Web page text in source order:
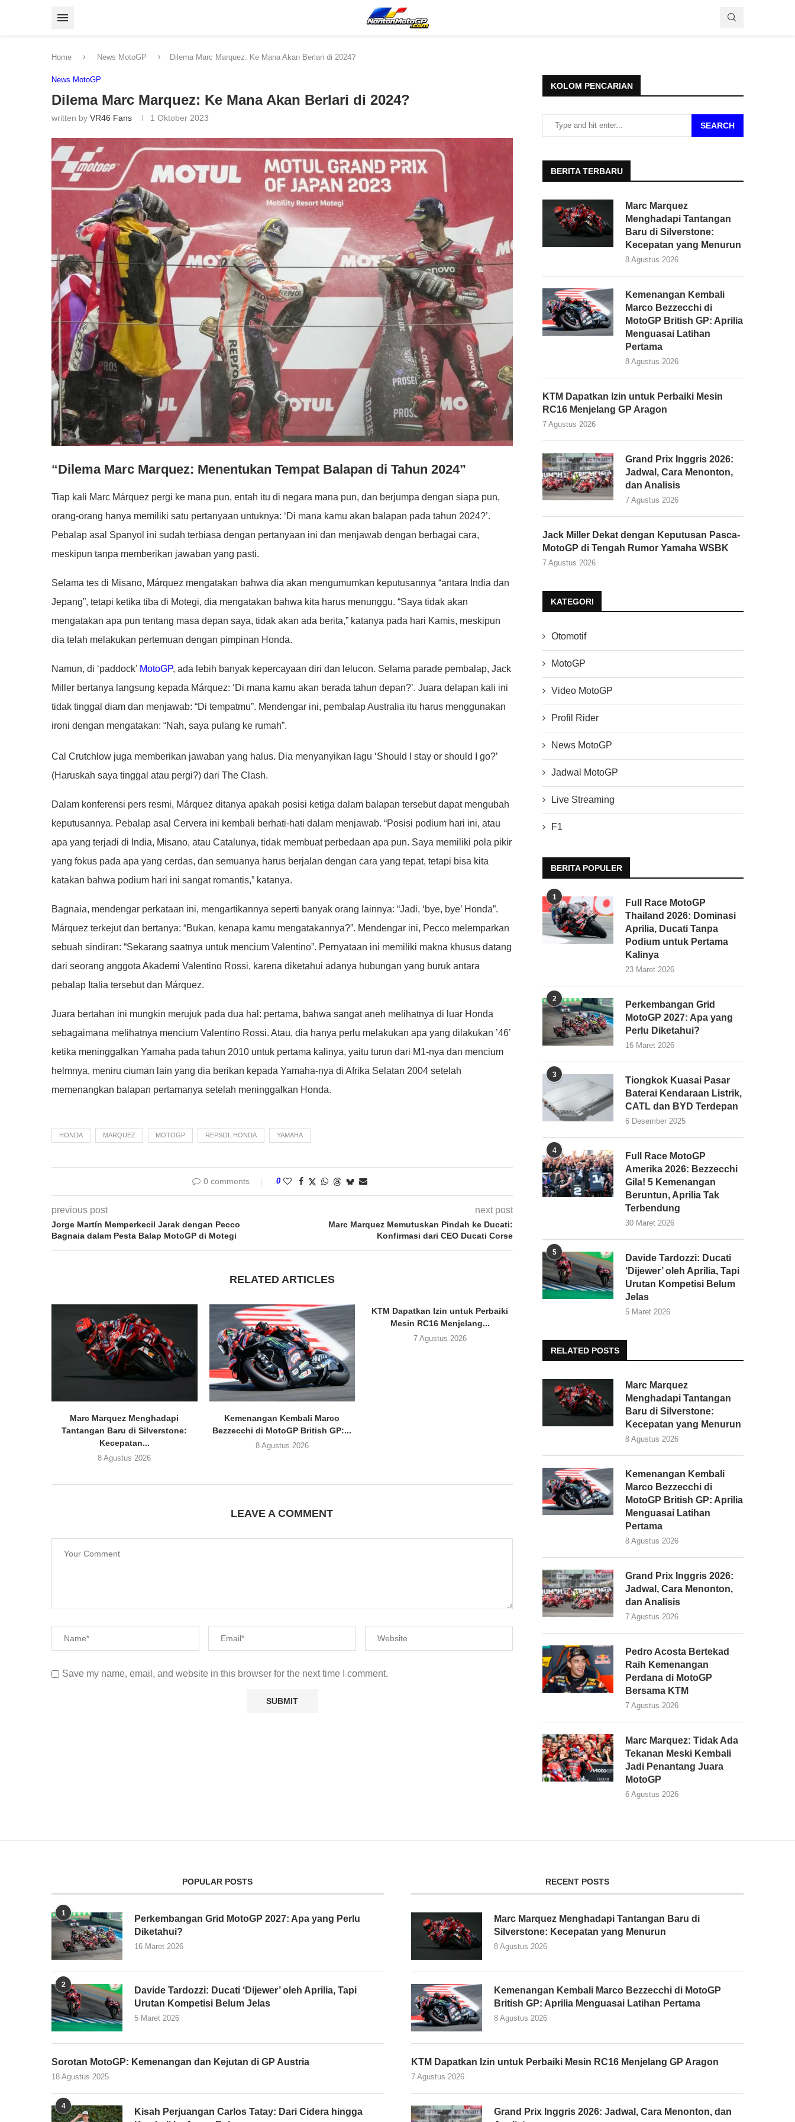
Home News MotoGP Dilema Marc Marquez: Ke Mana Akan Berlari di 2024?
News MotoGP
Dilema Marc Marquez: Ke Mana Akan Berlari di 2024?
written by VR46 Fans 1 Oktober 2023
“Dilema Marc Marquez: Menentukan Tempat Balapan di Tahun 2024”
Tiap kali Marc Márquez pergi ke mana pun, entah itu di negara mana pun, dan berjumpa dengan siapa pun,
orang-orang hanya memiliki satu pertanyaan untuknya: ‘Di mana kamu akan balapan pada tahun 2024?’.
Pebalap asal Spanyol ini sudah terbiasa dengan pertanyaan ini dan menjawab dengan berbagai cara,
meskipun tanpa memberikan jawaban yang pasti.
Selama tes di Misano, Márquez mengatakan bahwa dia akan mengumumkan keputusannya “antara India dan
Jepang”, tetapi ketika tiba di Motegi, dia mengatakan bahwa kita harus menunggu. “Saya tidak akan
mengatakan apa pun tentang masa depan saya, tidak akan ada berita,” katanya pada hari Kamis, meskipun
dia telah melakukan pertemuan dengan pimpinan Honda.
Namun, di ‘paddock’ MotoGP, ada lebih banyak kepercayaan diri dan lelucon. Selama parade pembalap, Jack
Miller bertanya langsung kepada Márquez: ‘Di mana kamu akan berada tahun depan?’. Juara delapan kali ini
tidak tinggal diam dan menjawab: “Di tempatmu”. Mendengar ini, pembalap Australia itu harus menggunakan
ironi dengan mengatakan: “Nah, saya pulang ke rumah”.
Cal Crutchlow juga memberikan jawaban yang halus. Dia menyanyikan lagu ‘Should I stay or should I go?’
(Haruskah saya tinggal atau pergi?) dari The Clash.
Dalam konferensi pers resmi, Márquez ditanya apakah posisi ketiga dalam balapan tersebut dapat mengubah
keputusannya. Pebalap asal Cervera ini kembali berhati-hati dalam menjawab. “Posisi podium hari ini, atau
apa yang terjadi di India, Misano, atau Catalunya, tidak membuat perbedaan apa pun. Saya memiliki pola pikir
yang fokus pada apa yang cerdas, dan semuanya harus berjalan dengan cara yang tepat, tetapi bisa kita
katakan bahwa podium hari ini sangat romantis,” katanya.
Bagnaia, mendengar perkataan ini, mengartikannya seperti banyak orang lainnya: “Jadi, ‘bye, bye’ Honda”.
Márquez terkejut dan bertanya: “Bukan, kenapa kamu mengatakannya?”. Mendengar ini, Pecco melemparkan
sebuah sindiran: “Sekarang saatnya untuk mencium Valentino”. Pernyataan ini memiliki makna khusus datang
dari seorang anggota Akademi Valentino Rossi, karena diketahui adanya hubungan yang buruk antara
pebalap Italia tersebut dan Márquez.
Juara bertahan ini mungkin merujuk pada dua hal: pertama, bahwa sangat aneh melihatnya di luar Honda
sebagaimana melihatnya mencium Valentino Rossi. Atau, dia hanya perlu melakukan apa yang dilakukan ’46’
ketika meninggalkan Yamaha pada tahun 2010 untuk pertama kalinya, yaitu turun dari M1-nya dan mencium
helmnya, meniru ciuman lain yang dia berikan kepada Yamaha-nya di Afrika Selatan 2004 setelah
memenangkan balapan pertamanya setelah meninggalkan Honda.
HONDA MARQUEZ MOTOGP REPSOL HONDA YAMAHA
0 comments 0
previous post
Jorge Martín Memperkecil Jarak dengan Pecco
Bagnaia dalam Pesta Balap MotoGP di Motegi
next post
Marc Marquez Memutuskan Pindah ke Ducati:
Konfirmasi dari CEO Ducati Corse
RELATED ARTICLES
Marc Marquez Menghadapi
Tantangan Baru di Silverstone:
Kecepatan...
8 Agustus 2026
Kemenangan Kembali Marco
Bezzecchi di MotoGP British GP:...
8 Agustus 2026
KTM Dapatkan Izin untuk Perbaiki
Mesin RC16 Menjelang...
7 Agustus 2026
LEAVE A COMMENT
Save my name, email, and website in this browser for the next time I comment.
KOLOM PENCARIAN
SEARCH
BERITA TERBARU
Marc Marquez
Menghadapi Tantangan
Baru di Silverstone:
Kecepatan yang Menurun
8 Agustus 2026
Kemenangan Kembali
Marco Bezzecchi di
MotoGP British GP: Aprilia
Menguasai Latihan
Pertama
8 Agustus 2026
KTM Dapatkan Izin untuk Perbaiki Mesin
RC16 Menjelang GP Aragon
7 Agustus 2026
Grand Prix Inggris 2026:
Jadwal, Cara Menonton,
dan Analisis
7 Agustus 2026
Jack Miller Dekat dengan Keputusan Pasca-
MotoGP di Tengah Rumor Yamaha WSBK
7 Agustus 2026
KATEGORI
Otomotif
MotoGP
Video MotoGP
Profil Rider
News MotoGP
Jadwal MotoGP
Live Streaming
F1
BERITA POPULER
1
Full Race MotoGP
Thailand 2026: Dominasi
Aprilia, Ducati Tanpa
Podium untuk Pertama
Kalinya
23 Maret 2026
2
Perkembangan Grid
MotoGP 2027: Apa yang
Perlu Diketahui?
16 Maret 2026
3
Tiongkok Kuasai Pasar
Baterai Kendaraan Listrik,
CATL dan BYD Terdepan
6 Desember 2025
4
Full Race MotoGP
Amerika 2026: Bezzecchi
Gila! 5 Kemenangan
Beruntun, Aprilia Tak
Terbendung
30 Maret 2026
5
Davide Tardozzi: Ducati
‘Dijewer’ oleh Aprilia, Tapi
Urutan Kompetisi Belum
Jelas
5 Maret 2026
RELATED POSTS
Marc Marquez
Menghadapi Tantangan
Baru di Silverstone:
Kecepatan yang Menurun
8 Agustus 2026
Kemenangan Kembali
Marco Bezzecchi di
MotoGP British GP: Aprilia
Menguasai Latihan
Pertama
8 Agustus 2026
Grand Prix Inggris 2026:
Jadwal, Cara Menonton,
dan Analisis
7 Agustus 2026
Pedro Acosta Bertekad
Raih Kemenangan
Perdana di MotoGP
Bersama KTM
7 Agustus 2026
Marc Marquez: Tidak Ada
Tekanan Meski Kembali
Jadi Penantang Juara
MotoGP
6 Agustus 2026
POPULAR POSTS
1
Perkembangan Grid MotoGP 2027: Apa yang Perlu
Diketahui?
16 Maret 2026
2
Davide Tardozzi: Ducati ‘Dijewer’ oleh Aprilia, Tapi
Urutan Kompetisi Belum Jelas
5 Maret 2026
Sorotan MotoGP: Kemenangan dan Kejutan di GP Austria
18 Agustus 2025
4
Kisah Perjuangan Carlos Tatay: Dari Cidera hingga
RECENT POSTS
Marc Marquez Menghadapi Tantangan Baru di
Silverstone: Kecepatan yang Menurun
8 Agustus 2026
Kemenangan Kembali Marco Bezzecchi di MotoGP
British GP: Aprilia Menguasai Latihan Pertama
8 Agustus 2026
KTM Dapatkan Izin untuk Perbaiki Mesin RC16 Menjelang GP Aragon
7 Agustus 2026
Grand Prix Inggris 2026: Jadwal, Cara Menonton, dan